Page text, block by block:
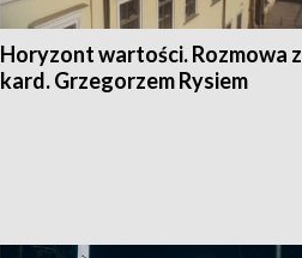
Horyzont wartości. Rozmowa z
kard. Grzegorzem Rysiem